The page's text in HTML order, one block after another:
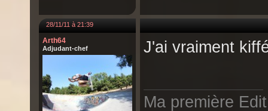
28/11/11 à 21:39
Arth64
Adjudant-chef J'ai vraiment
Ma première